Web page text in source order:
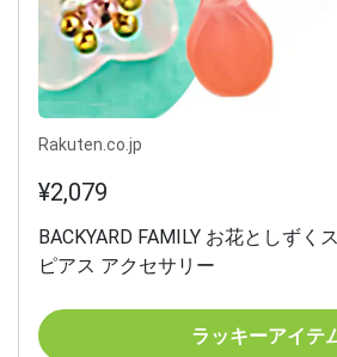
Rakuten.co.jp
¥2,079
BACKYARD FAMILY お花としずく
ピアス アクセサリー
ラッキーアイテ